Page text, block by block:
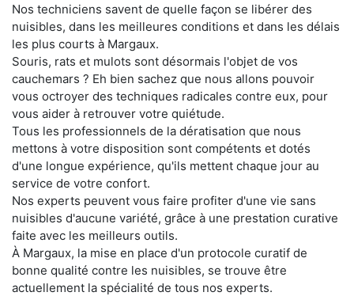
Nos techniciens savent de quelle façon se libérer des
nuisibles, dans les meilleures conditions et dans les délais
les plus courts à Margaux.
Souris, rats et mulots sont désormais l'objet de vos
cauchemars ? Eh bien sachez que nous allons pouvoir
vous octroyer des techniques radicales contre eux, pour
vous aider à retrouver votre quiétude.
Tous les professionnels de la dératisation que nous
mettons à votre disposition sont compétents et dotés
d'une longue expérience, qu'ils mettent chaque jour au
service de votre confort.
Nos experts peuvent vous faire profiter d'une vie sans
nuisibles d'aucune variété, grâce à une prestation curative
faite avec les meilleurs outils.
À Margaux, la mise en place d'un protocole curatif de
bonne qualité contre les nuisibles, se trouve être
actuellement la spécialité de tous nos experts.